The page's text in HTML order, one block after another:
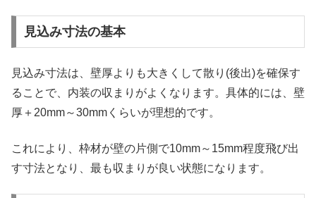
見込み寸法の基本
見込み寸法は、壁厚よりも大きくして散り(後出)を確保す
ることで、内装の収まりがよくなります。具体的には、壁
厚＋20mm～30mmくらいが理想的です。
これにより、枠材が壁の片側で10mm～15mm程度飛び出
す寸法となり、最も収まりが良い状態になります。